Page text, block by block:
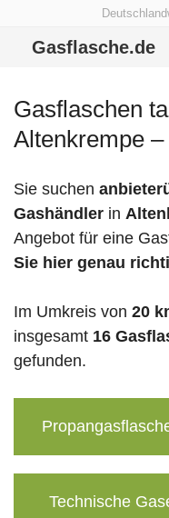
Gasflasche.de
Gasflaschen
Altenkrempe
Sie suchen
Gashändler in
Angebot für eine
Sie hier genau
Im Umkreis von 20
insgesamt 16
gefunden.
Technische